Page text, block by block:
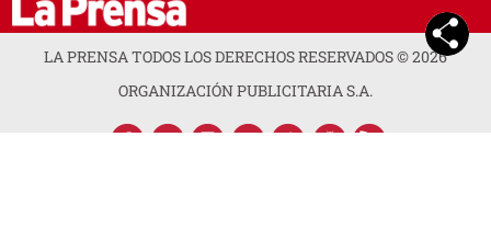
LA PRENSA TODOS LOS DERECHOS RESERVADOS ©2026
ORGANIZACIÓN PUBLICITARIA S.A.